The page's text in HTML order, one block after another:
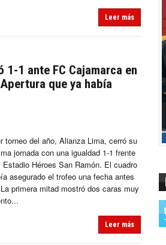
Leer más
1-1 ante FC Cajamarca en
que ya había
torneo del año, Alianza Lima, cerró su
jornada con una igualdad 1-1 frente
Héroes San Ramón. El cuadro
asegurado el trofeo una fecha antes
primera mitad mostró dos caras muy
Leer más